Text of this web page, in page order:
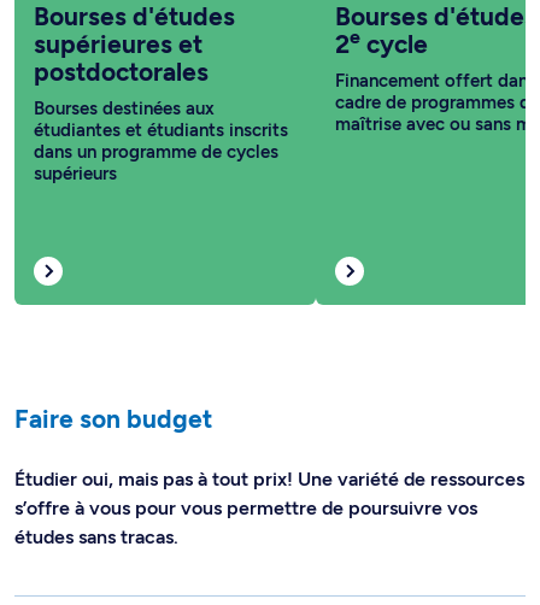
Bourses d'études
supérieures et
postdoctorales
Bourses destinées aux
étudiantes et étudiants inscrits
dans un programme de cycles
supérieurs
Bourses
2e cycle
Financement offert dans
cadre de programmes de
maîtrise avec ou sans
Faire son budget
Étudier oui, mais pas à tout prix! Une variété de ressources
s’offre à vous pour vous permettre de poursuivre vos
études sans tracas.